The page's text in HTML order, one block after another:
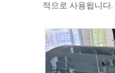
적으로 사용됩니다.